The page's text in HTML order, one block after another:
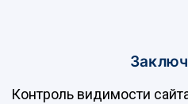
Контроль видимости